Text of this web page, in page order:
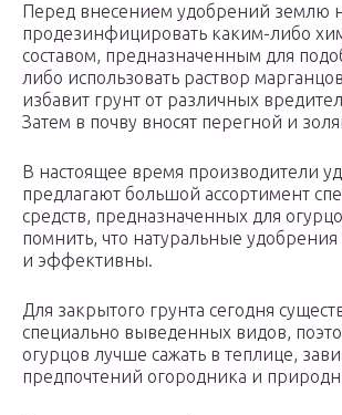
Перед внесением удобрений землю
продезинфицировать каким-либо
составом, предназначенным для
либо использовать раствор
избавит грунт от различных
Затем в почву вносят перегной и
В настоящее время производители
предлагают большой ассортимент
средств, предназначенных для
помнить, что натуральные
и эффективны.
Для закрытого грунта сегодня
специально выведенных видов,
огурцов лучше сажать в теплице,
предпочтений огородника и